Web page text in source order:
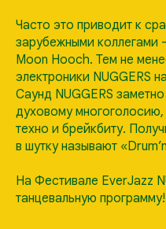
Часто это приводит к
зарубежными коллегами
Moon Hooch. Тем не
электроники NUGGERS
Саунд NUGGERS
духовому
техно и брейкбиту.
в шутку называют
На Фестивале EverJazz
танцевальную программу!